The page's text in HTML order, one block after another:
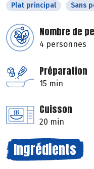
Plat principal Sans
Nombre de
4 personnes
Préparation
15 min
Cuisson
20 min
Ingrédients